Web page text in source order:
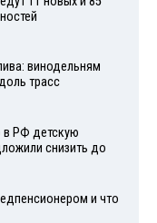
винодельням
трасс
в РФ детскую
снизить до
и что